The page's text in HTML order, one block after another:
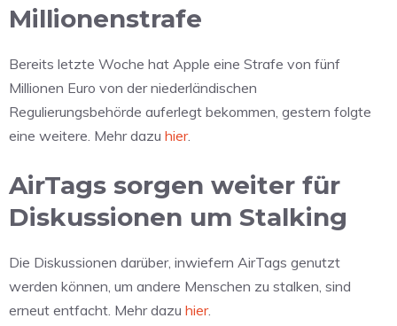
Millionenstrafe
Bereits letzte Woche hat Apple eine Strafe von fünf
Millionen Euro von der niederländischen
Regulierungsbehörde auferlegt bekommen, gestern folgte
eine weitere. Mehr dazu hier.
AirTags sorgen weiter für
Diskussionen um Stalking
Die Diskussionen darüber, inwiefern AirTags genutzt
werden können, um andere Menschen zu stalken, sind
erneut entfacht. Mehr dazu hier.